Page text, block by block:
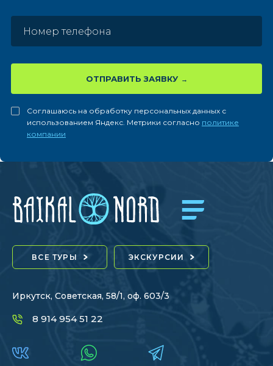
ОТПРАВИТЬ ЗАЯВКУ
Соглашаюсь на обработку персональных данных с
использованием Яндекс. Метрики согласно политике
компании
ВСЕ ТУРЫ ЭКСКУРСИИ
Иркутск, Советская, 58/1, оф. 603/3
8 914 954 51 22